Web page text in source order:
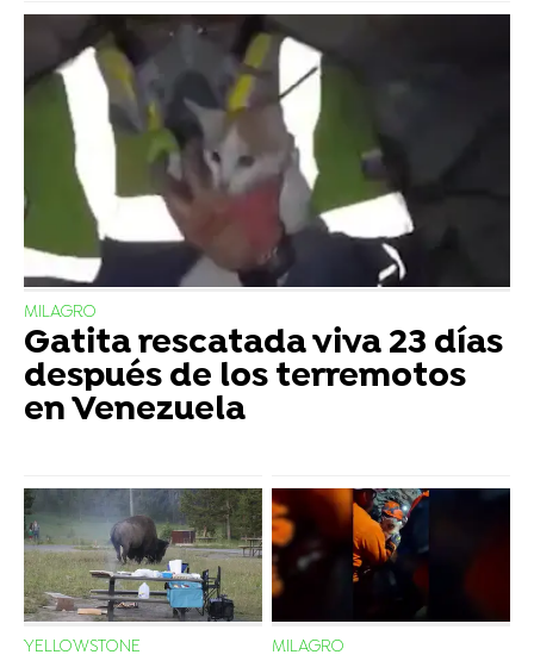
MILAGRO
Gatita rescatada viva 23 días
después de los terremotos
en Venezuela
YELLOWSTONE
MILAGRO